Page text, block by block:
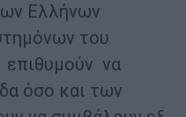
Ελλήνων
του
να
όσο και των